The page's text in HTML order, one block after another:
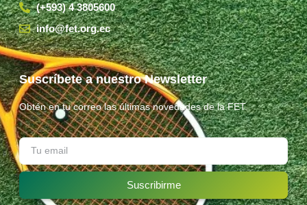
(+593) 4 3805600
info@fet.org.ec
Suscríbete a nuestro Newsletter
Obtén en tu correo las últimas novedades de la FET.
Suscribirme